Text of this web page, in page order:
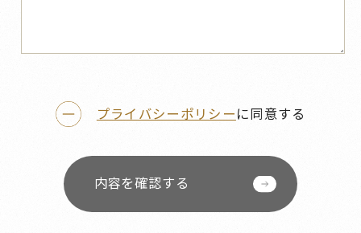
プライバシーポリシーに同意する
内容を確認する